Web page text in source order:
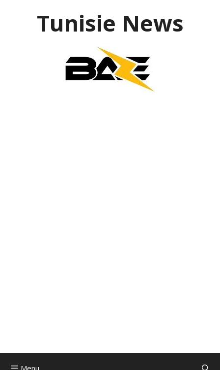
Tunisie News
Menu